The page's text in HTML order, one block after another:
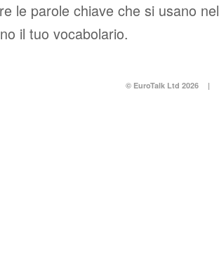
le parole chiave che si usano
il tuo vocabolario.
© EuroTalk Ltd 2026 |